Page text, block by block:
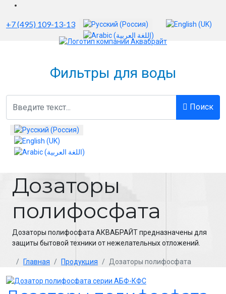
+7 (495) 109-13-13
Выберите язык
Фильтры для воды
Поиск
Поиск
Выберите язык
Дозаторы
полифосфата
Дозаторы полифосфата АКВАБРАЙТ предназначены для
защиты бытовой техники от нежелательных отложений.
Главная Продукция Дозаторы полифосфата